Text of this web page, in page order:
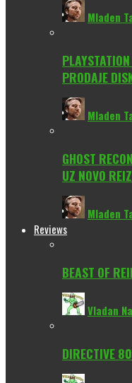
Mladen
PRODAJE
Mladen
GHOST
UZ NOVO
Mladen
Reviews
BEAST OF
Vladan
DIRECTIVE